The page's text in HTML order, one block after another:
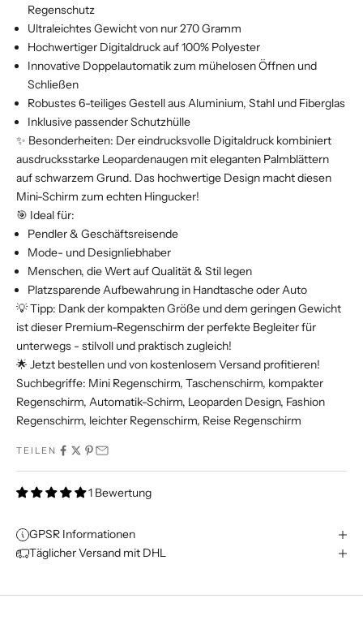
Regenschutz
Ultraleichtes Gewicht von nur 270 Gramm
Hochwertiger Digitaldruck auf 100% Polyester
Innovative Doppelautomatik zum mühelosen Öffnen und
Schließen
Robustes 6-teiliges Gestell aus Aluminium, Stahl und Fiberglas
Inklusive passender Schutzhülle
✨ Besonderheiten: Der eindrucksvolle Digitaldruck kombiniert
ausdrucksstarke Leopardenaugen mit eleganten Palmblättern
auf schwarzem Grund. Das hochwertige Design macht diesen
Mini-Schirm zum echten Hingucker!
🎯 Ideal für:
Pendler & Geschäftsreisende
Mode- und Designliebhaber
Menschen, die Wert auf Qualität & Stil legen
Platzsparende Aufbewahrung in Handtasche oder Auto
💡 Tipp: Dank der kompakten Größe und dem geringen Gewicht
ist dieser Premium-Regenschirm der perfekte Begleiter für
unterwegs - stilvoll und praktisch zugleich!
🌟 Jetzt bestellen und von kostenlosem Versand profitieren!
Suchbegriffe: Mini Regenschirm, Taschenschirm, kompakter
Regenschirm, Automatik-Schirm, Leoparden Design, Fashion
Regenschirm, leichter Regenschirm, Reise Regenschirm
TEILEN
1 Bewertung
GPSR Informationen
Täglicher Versand mit DHL